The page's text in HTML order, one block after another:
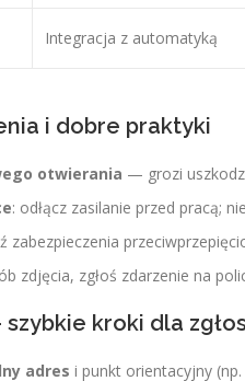
Integracja z automatyką
i dobre praktyki
otwierania — grozi
: odłącz zasilanie przed pracą;
zabezpieczenia
zdjęcia, zgłoś zdarzenie na
kroki dla
adres i punkt orientacyjny